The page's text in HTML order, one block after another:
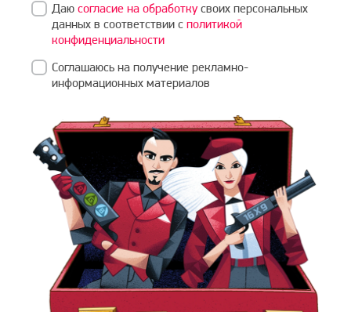
Даю согласие на обработкусвоих персональных
данных в соответствии с политикой
конфиденциальности
Соглашаюсь на получение рекламно-
информационных материалов